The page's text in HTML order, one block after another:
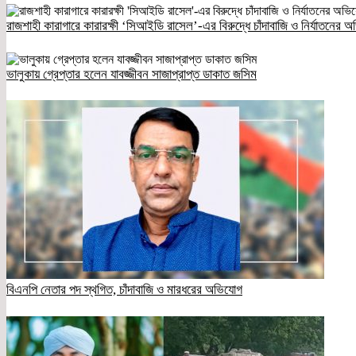
রাজশাহী কারাগারে কারারক্ষী ‘সিআইডি রাসেল’-এর বিরুদ্ধে চাঁদাবাজি ও নির্যাতনের
ভালুকায় গ্রেপ্তার হলেন যাবজ্জীবন সাজাপ্রাপ্ত ডাকাত জসিম
বিএনপি নেতার পদ স্থগিত, চাঁদাবাজি ও মারধরের অভিযোগ